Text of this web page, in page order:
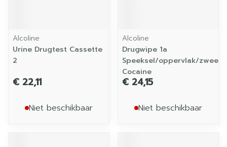
Alcoline
Urine Drugtest Cassette
2
€ 22,11
Niet beschikbaar
Alcoline
Drugwipe 1a
Speeksel/oppervlak/
Cocaine
€ 24,15
Niet beschikbaar